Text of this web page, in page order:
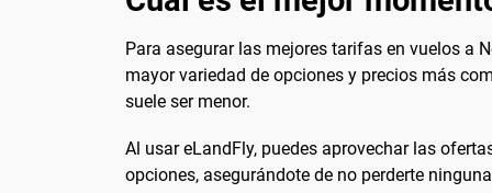
Para asegurar las mejores tarifas en vuelos a
mayor variedad de opciones y precios más
suele ser menor.
Al usar eLandFly, puedes aprovechar las
opciones, asegurándote de no perderte